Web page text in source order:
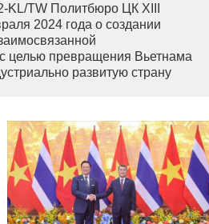
TW Политбюро ЦК XIII
2024 года о создании
целью превращения Вьетнама
развитую страну